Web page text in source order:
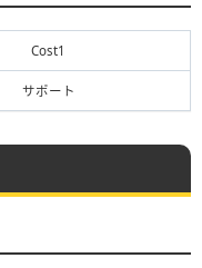
Cost1
サポート